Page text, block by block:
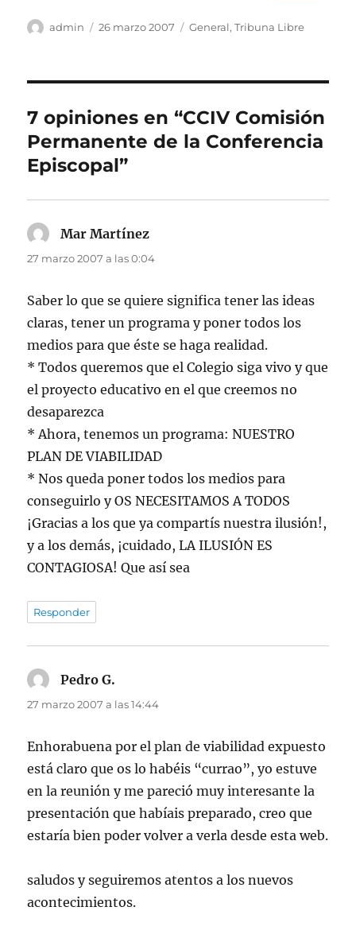
Autor
admin
Publicado
26 marzo 2007 Categorías
General,Tribuna Libre
7 opiniones en “CCIV Comisión
Permanente de la Conferencia
Episcopal”
Mar Martínez
27 marzo 2007 a las 0:04
Saber lo que se quiere significa tener las ideas
claras, tener un programa y poner todos los
medios para que éste se haga realidad.
* Todos queremos que el Colegio siga vivo y que
el proyecto educativo en el que creemos no
desaparezca
* Ahora, tenemos un programa: NUESTRO
PLAN DE VIABILIDAD
* Nos queda poner todos los medios para
conseguirlo y OS NECESITAMOS A TODOS
¡Gracias a los que ya compartís nuestra ilusión!,
y a los demás, ¡cuidado, LA ILUSIÓN ES
CONTAGIOSA! Que así sea
Responder
Pedro G.
27 marzo 2007 a las 14:44
Enhorabuena por el plan de viabilidad expuesto
está claro que os lo habéis “currao”, yo estuve
en la reunión y me pareció muy interesante la
presentación que habíais preparado, creo que
estaría bien poder volver a verla desde esta web.
saludos y seguiremos atentos a los nuevos
acontecimientos.